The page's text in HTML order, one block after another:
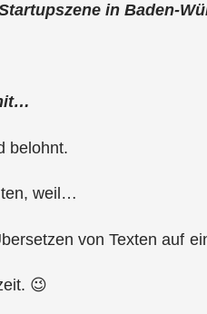
in Baden-
belohnt.
weil…
von Texten auf
😉